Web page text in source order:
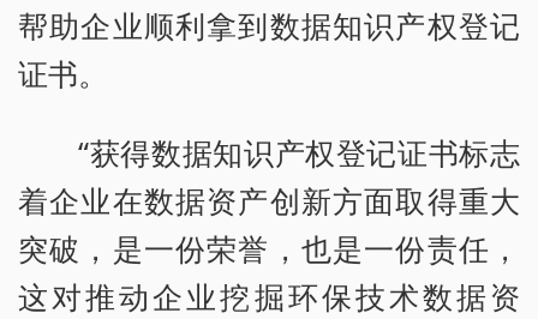
帮助企业顺利拿到数据知识产权登记
证书。
“获得数据知识产权登记证书标志
着企业在数据资产创新方面取得重大
突破，是一份荣誉，也是一份责任，
这对推动企业挖掘环保技术数据资